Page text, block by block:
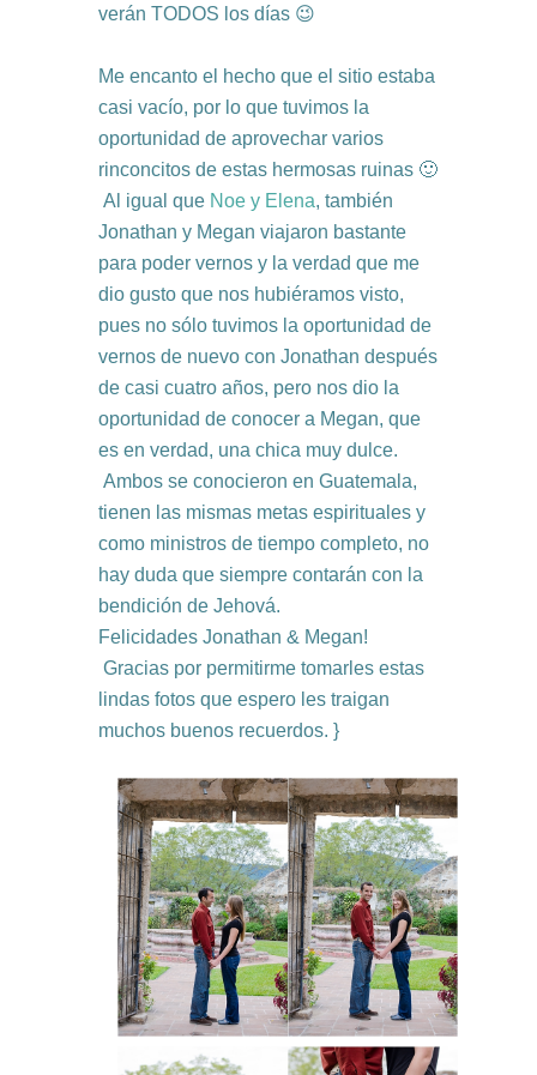
verán TODOS los días 😉
Me encanto el hecho que el sitio estaba
casi vacío, por lo que tuvimos la
oportunidad de aprovechar varios
rinconcitos de estas hermosas ruinas 🙂
Al igual que Noe y Elena, también
Jonathan y Megan viajaron bastante
para poder vernos y la verdad que me
dio gusto que nos hubiéramos visto,
pues no sólo tuvimos la oportunidad de
vernos de nuevo con Jonathan después
de casi cuatro años, pero nos dio la
oportunidad de conocer a Megan, que
es en verdad, una chica muy dulce.
Ambos se conocieron en Guatemala,
tienen las mismas metas espirituales y
como ministros de tiempo completo, no
hay duda que siempre contarán con la
bendición de Jehová.
Felicidades Jonathan & Megan!
Gracias por permitirme tomarles estas
lindas fotos que espero les traigan
muchos buenos recuerdos. }